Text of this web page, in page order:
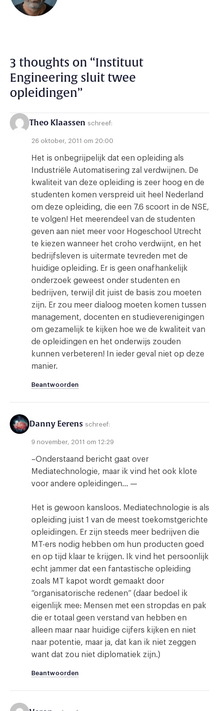
3 thoughts on “Instituut
Engineering sluit twee
opleidingen”
Theo Klaassen schreef:
26 oktober, 2011 om 20:00
Het is onbegrijpelijk dat een opleiding als
Industriële Automatisering zal verdwijnen. De
kwaliteit van deze opleiding is zeer hoog en de
studenten komen verspreid uit heel Nederland
om deze opleiding, die een 7.6 scoort in de NSE,
te volgen! Het meerendeel van de studenten
geven aan niet meer voor Hogeschool Utrecht
te kiezen wanneer het croho verdwijnt, en het
bedrijfsleven is uitermate tevreden met de
huidige opleiding. Er is geen onafhankelijk
onderzoek geweest onder studenten en
bedrijven, terwijl dit juist de basis zou moeten
zijn. Er zou meer dialoog moeten komen tussen
management, docenten en studieverenigingen
om gezamelijk te kijken hoe we de kwaliteit van
de opleidingen en het onderwijs zouden
kunnen verbeteren! In ieder geval niet op deze
manier.
Beantwoorden
Danny Eerens schreef:
9 november, 2011 om 12:29
–Onderstaand bericht gaat over
Mediatechnologie, maar ik vind het ook klote
voor andere opleidingen… —
Het is gewoon kansloos. Mediatechnologie is als
opleiding juist 1 van de meest toekomstgerichte
opleidingen. Er zijn steeds meer bedrijven die
MT-ers nodig hebben om hun producten goed
en op tijd klaar te krijgen. Ik vind het persoonlijk
echt jammer dat een fantastische opleiding
zoals MT kapot wordt gemaakt door
“organisatorische redenen” (daar bedoel ik
eigenlijk mee: Mensen met een stropdas en pak
die er totaal geen verstand van hebben en
alleen maar naar huidige cijfers kijken en niet
naar potentie, maar ja, dat kan ik niet zeggen
want dat zou niet diplomatiek zijn.)
Beantwoorden